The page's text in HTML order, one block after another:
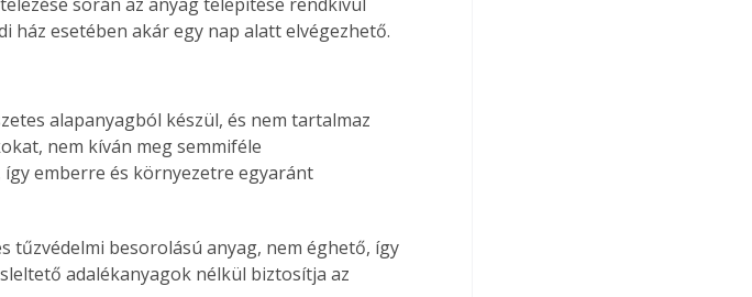
ház esetében akár egy nap alatt elvégezhető.
alapanyagból készül, és nem tartalmaz
nem kíván meg semmiféle
emberre és környezetre egyaránt
tűzvédelmi besorolású anyag, nem éghető, így
adalékanyagok nélkül biztosítja az